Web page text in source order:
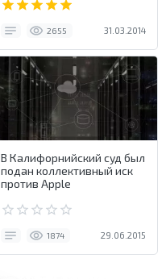
2655 31.03.2014
В Калифорнийский суд был
подан коллективный иск
против Apple
1874 29.06.2015